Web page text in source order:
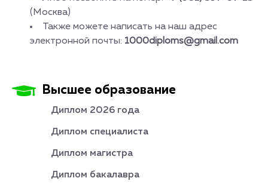
(Москва)
Также можете написать на наш адрес
электронной почты: 1000diploms@gmail.com
Высшее образование
Диплом 2026 года
Диплом специалиста
Диплом магистра
Диплом бакалавра